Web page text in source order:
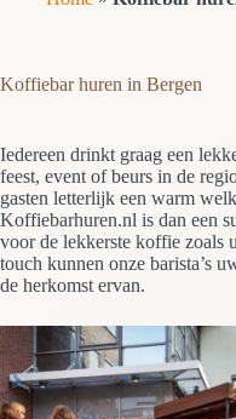
Koffiebar huren in Bergen
Iedereen drinkt graag een
feest, event of beurs in de
gasten letterlijk een warm
Koffiebarhuren.nl is dan een
voor de lekkerste koffie zoals
touch kunnen onze barista’s
de herkomst ervan.